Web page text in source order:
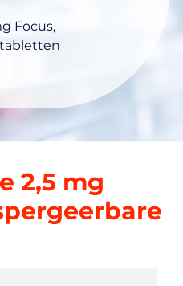
Focus,
2,5 mg